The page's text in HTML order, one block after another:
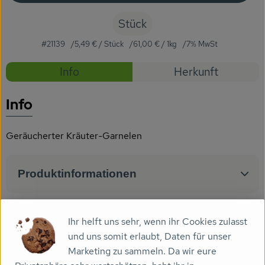
Getränke
Drogerie
Garten
Saatgut
Service
B2B
Stück
#21139 5,49 € / Stück 61,00 € / 1kg 7% MwSt
Rezepte
Info Herkunft
Info
Geräucherter Kräuter-Garnelen
Produktinformationen
Zutaten
Nährwert-Info
Ihr helft uns sehr, wenn ihr Cookies zulasst
und uns somit erlaubt, Daten für unser
Marketing zu sammeln. Da wir eure